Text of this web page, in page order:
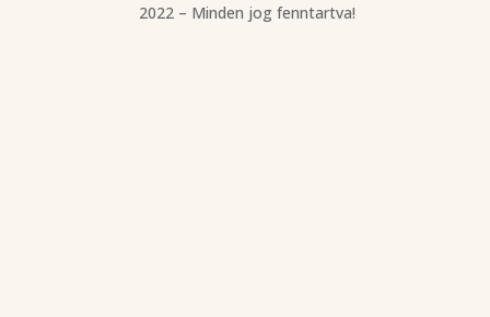
2022 – Minden jog fenntartva!